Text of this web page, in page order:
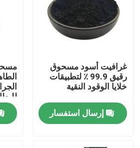
مسكن
غرافيت أسود مسحوق
رقيق 99.9 ٪ لتطبيقات
خلايا الوقود النقية
إرسال استفسار